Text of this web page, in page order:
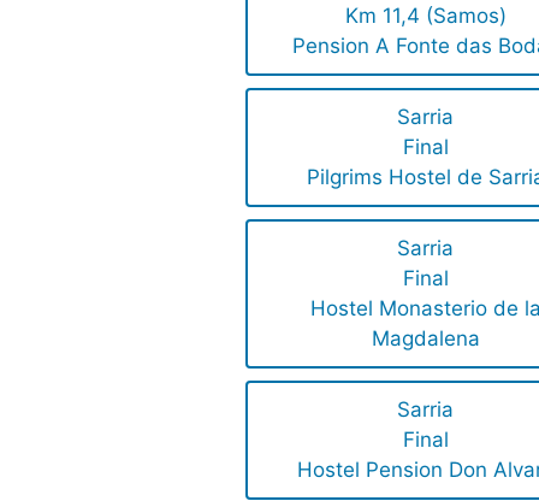
Km 11,4 (Samos)
Pension A Fonte das
Sarria
Final
Pilgrims Hostel de
Sarria
Final
Hostel Monasterio de
Magdalena
Sarria
Final
Hostel Pension Don